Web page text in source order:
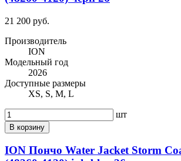
21 200 руб.
Производитель
ION
Модельный год
2026
Доступные размеры
XS, S, M, L
шт
В корзину
ION Пончо Water Jacket Storm